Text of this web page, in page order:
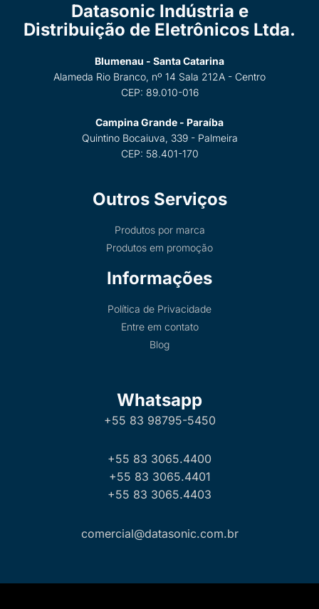
Datasonic Indústria e
Distribuição de Eletrônicos Ltda.
Blumenau - Santa Catarina
Alameda Rio Branco, nº 14 Sala 212A - Centro
CEP: 89.010-016
Campina Grande - Paraíba
Quintino Bocaiuva, 339 - Palmeira
CEP: 58.401-170
Outros Serviços
Produtos por marca
Produtos em promoção
Informações
Política de Privacidade
Entre em contato
Blog
Whatsapp
+55 83 98795-5450
+55 83 3065.4400
+55 83 3065.4401
+55 83 3065.4403
comercial@datasonic.com.br